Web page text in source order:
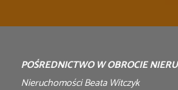
POŚREDNICTWO W OBROCIE
Nieruchomości Beata Witczyk